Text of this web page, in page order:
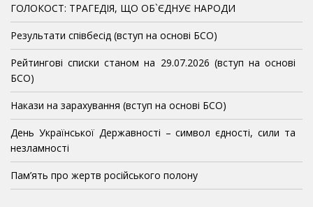
ГОЛОКОСТ: ТРАГЕДІЯ, ЩО ОБ`ЄДНУЄ НАРОДИ
Результати співбесід (вступ на основі БСО)
Рейтингові списки станом на 29.07.2026 (вступ на основі
БСО)
Накази на зарахування (вступ на основі БСО)
День Української Державності – символ єдності, сили та
незламності
Пам’ять про жертв російського полону